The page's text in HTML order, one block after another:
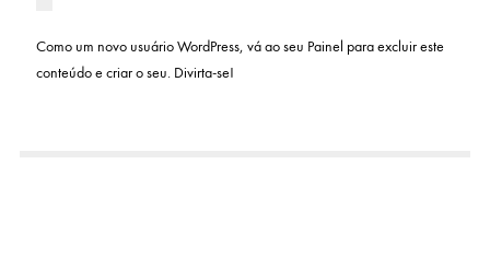
Como um novo usuário WordPress, vá ao seu Painel para excluir este
conteúdo e criar o seu. Divirta-se!